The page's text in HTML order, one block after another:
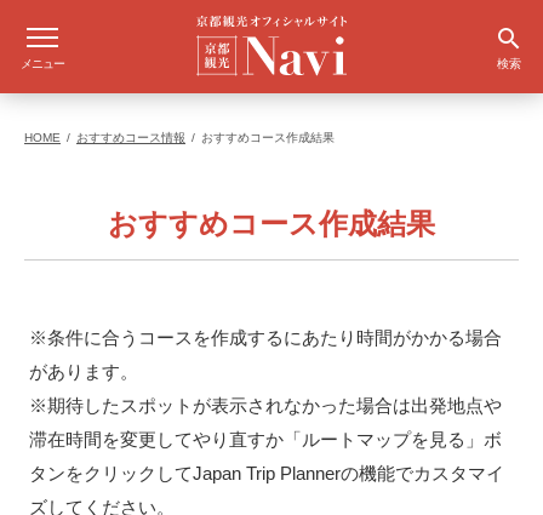
メニュー 検索
HOME おすすめコース情報 おすすめコース作成結果
おすすめコース作成結果
※条件に合うコースを作成するにあたり時間がかかる場合
があります。
※期待したスポットが表示されなかった場合は出発地点や
滞在時間を変更してやり直すか「ルートマップを見る」ボ
タンをクリックしてJapan Trip Plannerの機能でカスタマイ
ズしてください。